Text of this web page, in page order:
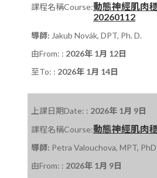
課程名稱Course:動態神經肌肉
20260112
導師: Jakub Novák, DPT, Ph. D.
由From: : 2026年 1月 12日
至To: : 2026年 1月 14日
上課日期Date: : 2026年 1月 9日
課程名稱Course:動態神經肌肉
導師: Petra Valouchova, MPT, PhD
由From: : 2026年 1月 9日